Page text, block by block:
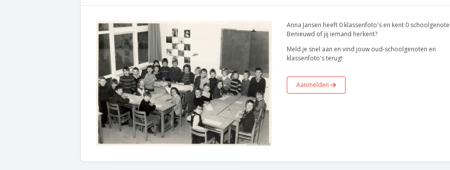
Anna Jansen heeft 0 klassenfoto's en kent 0
Benieuwd of jij iemand herkent?
Meld je snel aan en vind jouw oud-schoolgenoten en
klassenfoto's terug!
Aanmelden